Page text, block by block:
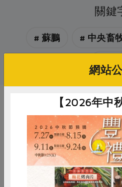
關鍵
# 蘇鵬 # 中央畜
# 豬肉
你可能有興
網站
【2026年中